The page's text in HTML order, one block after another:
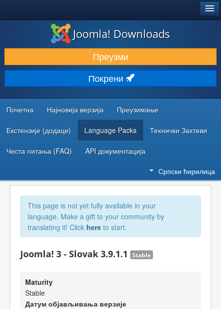
ПРЕУЗИМАЊЕ И ПРОШИРЕЊА (ЕКСТЕНЗИЈЕ)
ОТКРИЈТЕ И НАУЧИТЕ
ЗАЈЕДНИЦА И ПОДРШКА
РЕСУРСИ ЗА РАЗВОЈ
Joomla! Downloads
Преузми
Покрени
Почетна Најновија верзија Преузимање
Екстензије (додаци) Language Packs Технички Захтеви
Честа питања (FAQ) API документација
Српски ћирилица
This page is not yet fully available in your
language. Make a gift to your community by
translating it! Click here to start.
Joomla! 3 - Slovak 3.9.1.1 Stable
Maturity
Stable
Датум објављивања верзије